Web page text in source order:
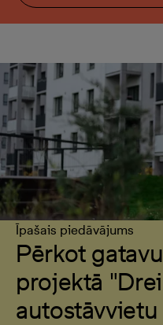
Īpašais piedāvājums
Pērkot
projektā